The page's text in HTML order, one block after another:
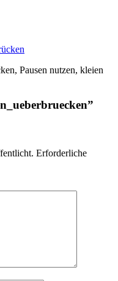
Pausen nutzen, kleien
”
Erforderliche